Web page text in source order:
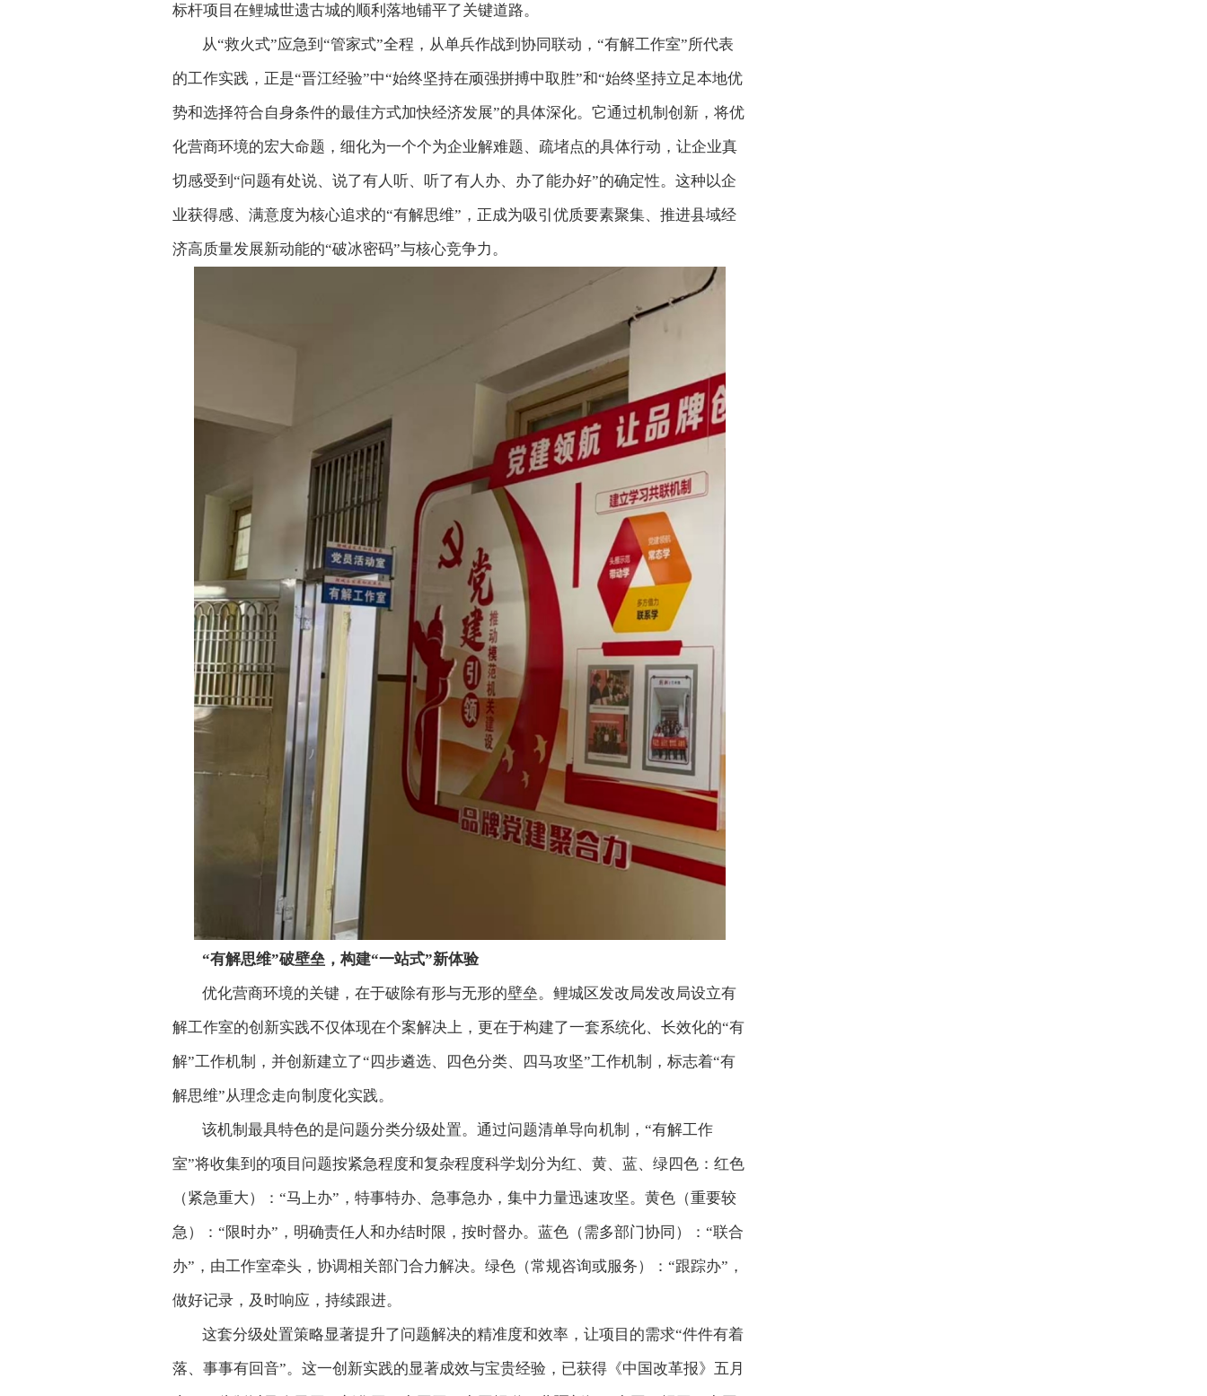
标杆项目在鲤城世遗古城的顺利落地铺平了关键道路。
从“救火式”应急到“管家式”全程，从单兵作战到协同联动，“有解工作室”所代表
的工作实践，正是“晋江经验”中“始终坚持在顽强拼搏中取胜”和“始终坚持立足本地优
势和选择符合自身条件的最佳方式加快经济发展”的具体深化。它通过机制创新，将优
化营商环境的宏大命题，细化为一个个为企业解难题、疏堵点的具体行动，让企业真
切感受到“问题有处说、说了有人听、听了有人办、办了能办好”的确定性。这种以企
业获得感、满意度为核心追求的“有解思维”，正成为吸引优质要素聚集、推进县域经
济高质量发展新动能的“破冰密码”与核心竞争力。
“有解思维”破壁垒，构建“一站式”新体验
优化营商环境的关键，在于破除有形与无形的壁垒。鲤城区发改局发改局设立有
解工作室的创新实践不仅体现在个案解决上，更在于构建了一套系统化、长效化的“有
解”工作机制，并创新建立了“四步遴选、四色分类、四马攻坚”工作机制，标志着“有
解思维”从理念走向制度化实践。
该机制最具特色的是问题分类分级处置。通过问题清单导向机制，“有解工作
室”将收集到的项目问题按紧急程度和复杂程度科学划分为红、黄、蓝、绿四色：红色
（紧急重大）：“马上办”，特事特办、急事急办，集中力量迅速攻坚。黄色（重要较
急）：“限时办”，明确责任人和办结时限，按时督办。蓝色（需多部门协同）：“联合
办”，由工作室牵头，协调相关部门合力解决。绿色（常规咨询或服务）：“跟踪办”，
做好记录，及时响应，持续跟进。
这套分级处置策略显著提升了问题解决的精准度和效率，让项目的需求“件件有着
落、事事有回音”。这一创新实践的显著成效与宝贵经验，已获得《中国改革报》五月